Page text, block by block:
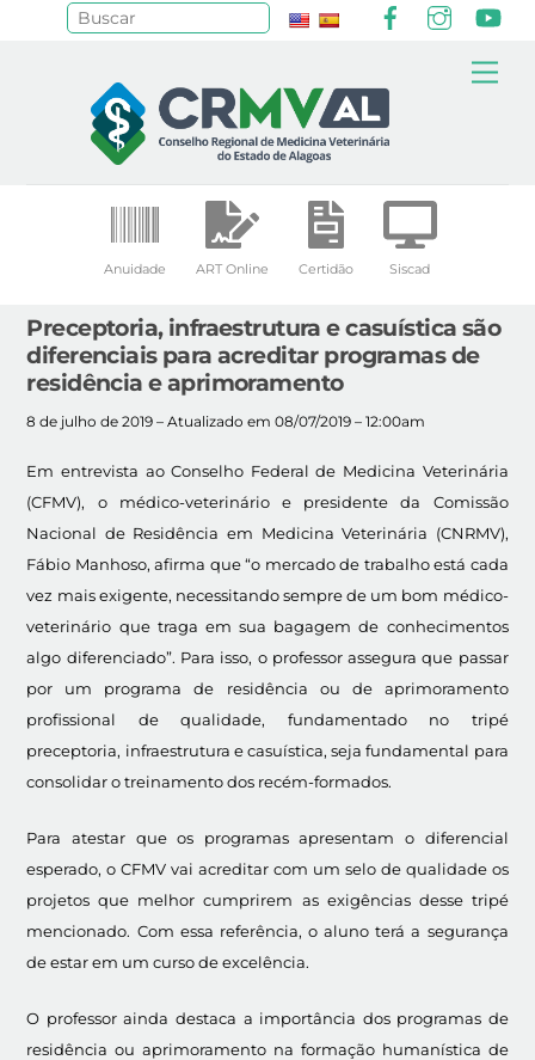
Anuidade ART Online Certidão Siscad
Preceptoria, infraestrutura e casuística são
diferenciais para acreditar programas de
residência e aprimoramento
8 de julho de 2019 – Atualizado em 08/07/2019 – 12:00am
Em entrevista ao Conselho Federal de Medicina Veterinária
(CFMV), o médico-veterinário e presidente da Comissão
Nacional de Residência em Medicina Veterinária (CNRMV),
Fábio Manhoso, afirma que “o mercado de trabalho está cada
vez mais exigente, necessitando sempre de um bom médico-
veterinário que traga em sua bagagem de conhecimentos
algo diferenciado”. Para isso, o professor assegura que passar
por um programa de residência ou de aprimoramento
profissional de qualidade, fundamentado no tripé
preceptoria, infraestrutura e casuística, seja fundamental para
consolidar o treinamento dos recém-formados.
Para atestar que os programas apresentam o diferencial
esperado, o CFMV vai acreditar com um selo de qualidade os
projetos que melhor cumprirem as exigências desse tripé
mencionado. Com essa referência, o aluno terá a segurança
de estar em um curso de excelência.
O professor ainda destaca a importância dos programas de
residência ou aprimoramento na formação humanística de